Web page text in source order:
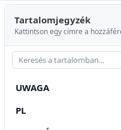
Tartalomjegyzék
Kattintson egy címre a
UWAGA
PL